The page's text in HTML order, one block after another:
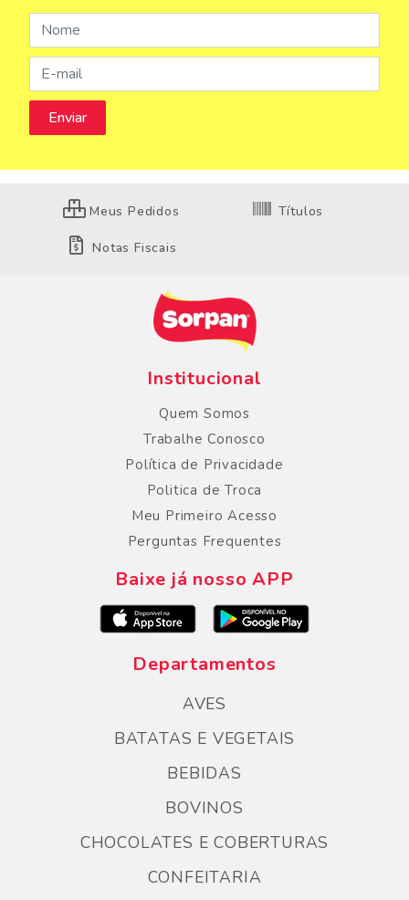
Meus Pedidos Títulos
Notas Fiscais
Institucional
Quem Somos
Trabalhe Conosco
Política de Privacidade
Politica de Troca
Meu Primeiro Acesso
Perguntas Frequentes
Baixe já nosso APP
Departamentos
AVES
BATATAS E VEGETAIS
BEBIDAS
BOVINOS
CHOCOLATES E COBERTURAS
CONFEITARIA